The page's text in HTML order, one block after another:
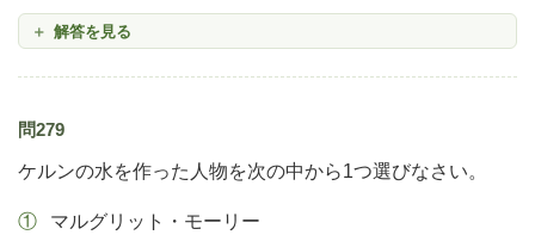
解答を見る
問279
ケルンの水を作った人物を次の中から1つ選びなさい。
マルグリット・モーリー